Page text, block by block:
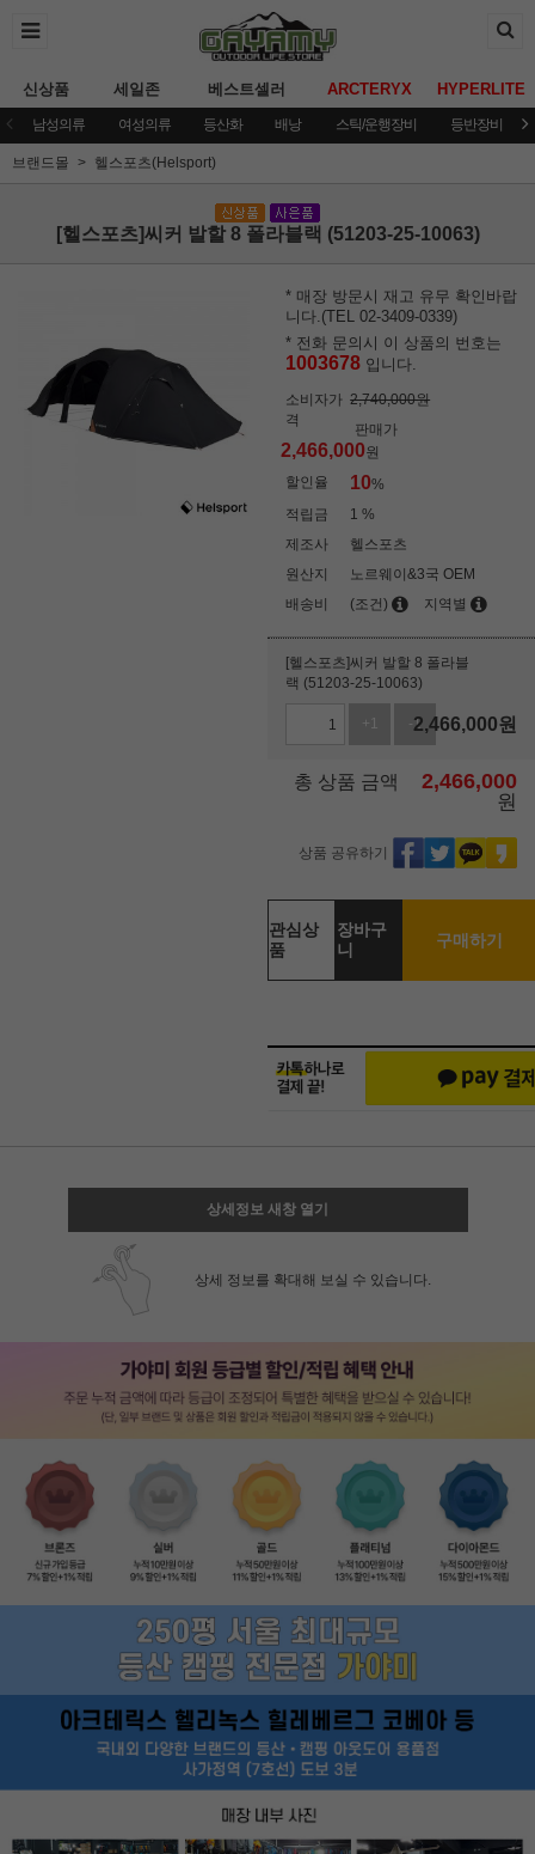
신상품 세일존 베스트셀러 ARCTERYX HYPERLITE
남성의류 여성의류 등산화 배낭 스틱/운행장비 등반장비
브랜드몰 헬스포츠(Helsport)
[헬스포츠]씨커 발할 8 폴라블랙 (51203-25-10063)
* 매장 방문시 재고 유무 확인바랍
니다.(TEL 02-3409-0339)
* 전화 문의시 이 상품의 번호는
1003678 입니다.
소비자가
격
2,740,000원
판매가
2,466,000원
할인율
10%
적립금
1 %
제조사
헬스포츠
원산지
노르웨이&3국 OEM
배송비
(조건) 지역별
[헬스포츠]씨커 발할 8 폴라블
랙 (51203-25-10063)
+1 -12,466,000원
총 상품 금액 2,466,000
원
상품 공유하기
관심상
품
장바구
니
구매하기
상세정보 새창 열기
상세 정보를 확대해 보실 수 있습니다.